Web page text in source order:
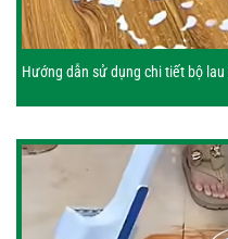
Hướng dẫn sử dụng chi tiết bộ